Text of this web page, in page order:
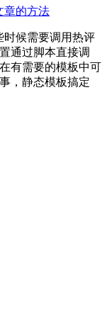
时候需要调用热评
通过脚本直接调
有需要的模板中可
，静态模板搞定